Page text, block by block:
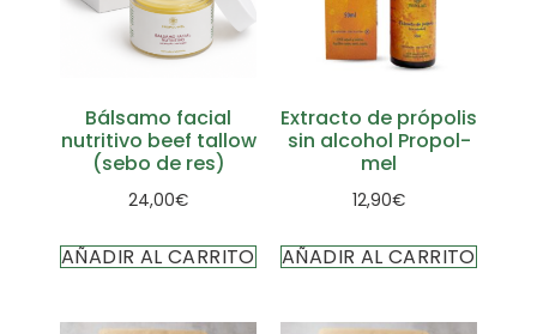
Bálsamo facial
nutritivo beef tallow
(sebo de res)
24,00€
AÑADIR AL CARRITO
Extracto de própolis
sin alcohol Propol-
mel
12,90€
AÑADIR AL CARRITO